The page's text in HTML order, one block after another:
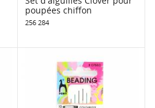
poupées chiffon
256 284